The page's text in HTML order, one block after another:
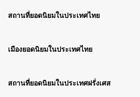
สถานที่ยอดนิยมในประเทศไทย
เมืองยอดนิยมในประเทศไทย
สถานที่ยอดนิยมในประเทศฝรั่งเศส